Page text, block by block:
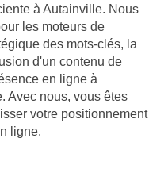
à Autainville. Nous
les moteurs de
des mots-clés, la
d'un contenu de
en ligne à
Avec nous, vous êtes
votre positionnement
ligne.